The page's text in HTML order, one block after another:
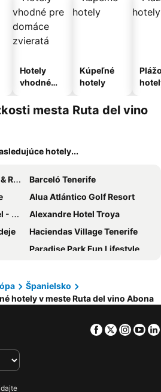
Hotely
vhodné
domáce
zvieratá
Kúpeľné
hotely
mesta Ruta del vino
hotely...
Barceló Tenerife
Alua Atlántico Golf Resort
Alexandre Hotel Troya
Haciendas Village Tenerife
Paradise Park Fun Lifestyle Hotel
H10 Atlantic Sunset Horizons Collection
Gara Suites Golf & Spa
Bahia Principe Explore Fantasia
Španielsko
hotely v meste Ruta del vino Abona
Facebook
Twitter